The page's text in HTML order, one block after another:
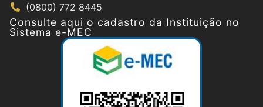
(0800) 772 8445
Consulte aqui o cadastro da Instituição no
Sistema e-MEC